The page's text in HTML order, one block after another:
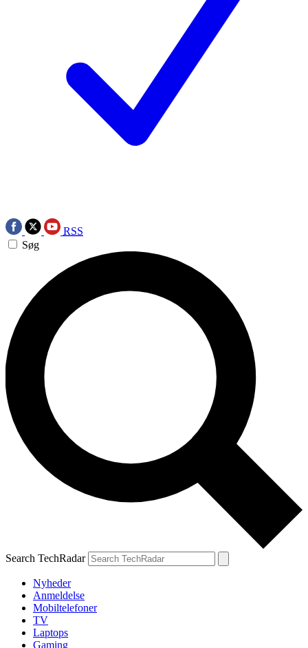
RSS
Søg
Search TechRadar
Nyheder
Anmeldelse
Mobiltelefoner
TV
Laptops
Gaming